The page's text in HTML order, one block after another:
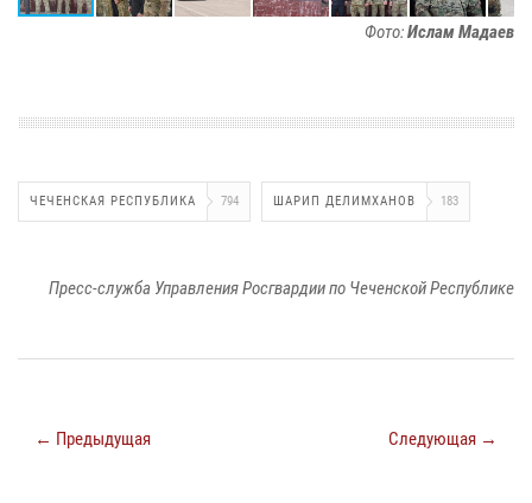
Фото:Ислам Мадаев
ЧЕЧЕНСКАЯ РЕСПУБЛИКА 794 ШАРИП ДЕЛИМХАНОВ 183
Пресс-служба Управления Росгвардии по Чеченской Республике
← Предыдущая Следующая →